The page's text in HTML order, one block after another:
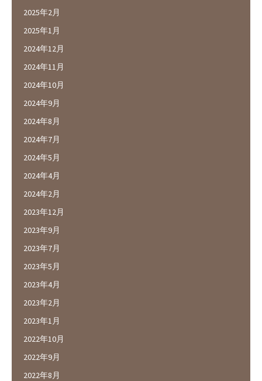
2025年2月
2025年1月
2024年12月
2024年11月
2024年10月
2024年9月
2024年8月
2024年7月
2024年5月
2024年4月
2024年2月
2023年12月
2023年9月
2023年7月
2023年5月
2023年4月
2023年2月
2023年1月
2022年10月
2022年9月
2022年8月